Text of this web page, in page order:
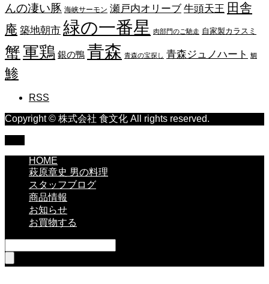
んの凄い豚 海峡サーモン 瀬戸内オリーブ 牛頭天王 田舎
庵 築地朝市 緑の一番星 肉部門のご馳走 自家製カラスミ
蟹軍鶏 銀の鴨 青森 青森の宝探し 青森ジュノハート 鯛
鯵
RSS
Copyright © 株式会社 食文化 All rights reserved.
HOME
萩原章史 男の料理
スタッフブログ
商品情報
お知らせ
お買物する